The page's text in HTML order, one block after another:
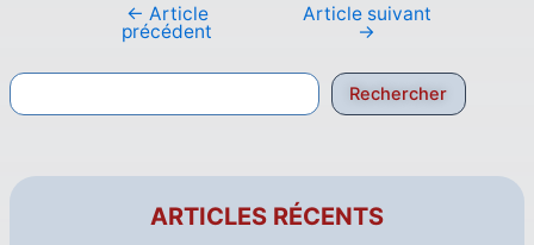
Rechercher
ARTICLES RÉCENTS
← Article
précédent
Article suivant
→